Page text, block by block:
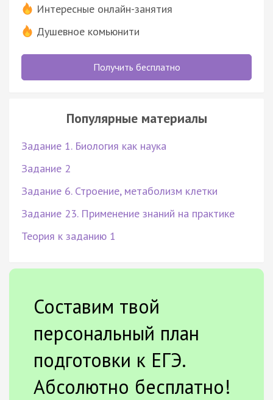
Интересные онлайн-занятия
Душевное комьюнити
Получить бесплатно
Популярные материалы
Задание 1. Биология как наука
Задание 2
Задание 6. Строение, метаболизм клетки
Задание 23. Применение знаний на практике
Теория к заданию 1
Составим твой
персональный план
подготовки к ЕГЭ.
Абсолютно бесплатно!